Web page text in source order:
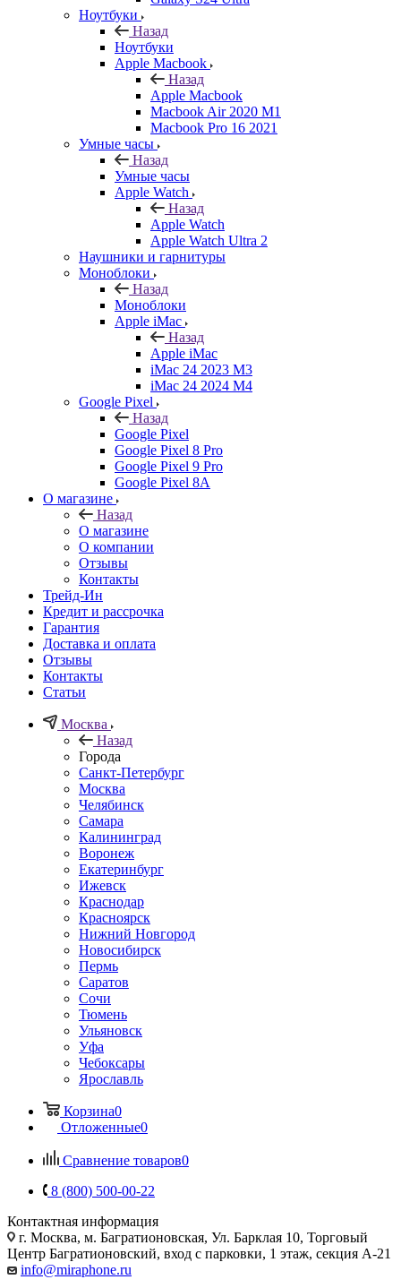
Ноутбуки
Назад
Ноутбуки
Apple Macbook
Назад
Apple Macbook
Macbook Air 2020 M1
Macbook Pro 16 2021
Умные часы
Назад
Умные часы
Apple Watch
Назад
Apple Watch
Apple Watch Ultra 2
Наушники и гарнитуры
Моноблоки
Назад
Моноблоки
Apple iMac
Назад
Apple iMac
iMac 24 2023 M3
iMac 24 2024 M4
Google Pixel
Назад
Google Pixel
Google Pixel 8 Pro
Google Pixel 9 Pro
Google Pixel 8A
О магазине
Назад
О магазине
О компании
Отзывы
Контакты
Трейд-Ин
Кредит и рассрочка
Гарантия
Доставка и оплата
Отзывы
Контакты
Статьи
Москва
Назад
Города
Санкт-Петербург
Москва
Челябинск
Самара
Калининград
Воронеж
Екатеринбург
Ижевск
Краснодар
Красноярск
Нижний Новгород
Новосибирск
Пермь
Саратов
Сочи
Тюмень
Ульяновск
Уфа
Чебоксары
Ярославль
Корзина0
Отложенные0
Сравнение товаров0
8 (800) 500-00-22
Контактная информация
г. Москва, м. Багратионовская, Ул. Барклая 10, Торговый
Центр Багратионовский, вход с парковки, 1 этаж, секция А-21
info@miraphone.ru